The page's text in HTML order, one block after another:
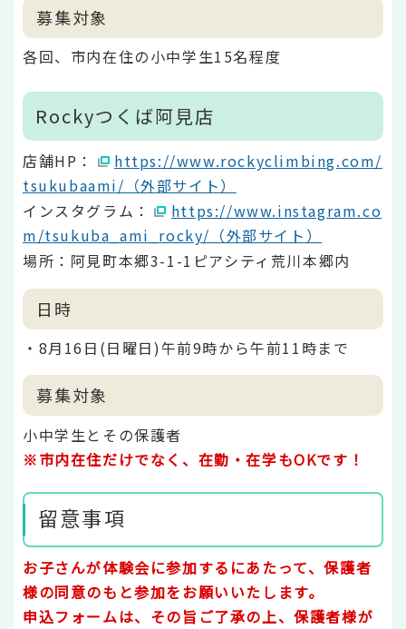
募集対象
各回、市内在住の小中学生15名程度
Rockyつくば阿見店
店舗HP：
https://www.rockyclimbing.com/
tsukubaami/（外部サイト）
インスタグラム：
https://www.instagram.co
m/tsukuba_ami_rocky/（外部サイト）
場所：阿見町本郷3-1-1ピアシティ荒川本郷内
日時
・8月16日(日曜日)午前9時から午前11時まで
募集対象
小中学生とその保護者
※市内在住だけでなく、在勤・在学もOKです！
留意事項
お子さんが体験会に参加するにあたって、保護者
様の同意のもと参加をお願いいたします。
申込フォームは、その旨ご了承の上、保護者様が